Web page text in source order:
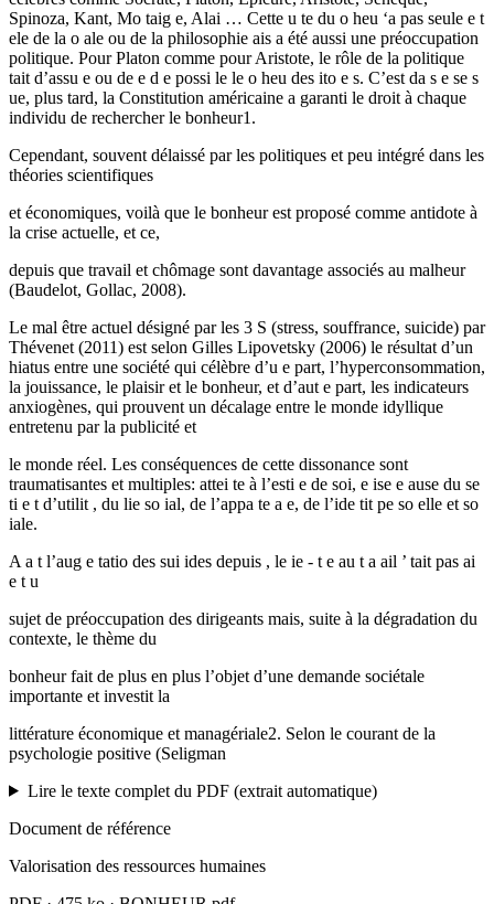
Spinoza, Kant, Mo taig e, Alai … Cette u te du o heu ‘a pas seule e t
ele de la o ale ou de la philosophie ais a été aussi une préoccupation
politique. Pour Platon comme pour Aristote, le rôle de la politique
tait d’assu e ou de e d e possi le le o heu des ito e s. C’est da s e se s
ue, plus tard, la Constitution américaine a garanti le droit à chaque
individu de rechercher le bonheur1.
Cependant, souvent délaissé par les politiques et peu intégré dans les
théories scientifiques
et économiques, voilà que le bonheur est proposé comme antidote à
la crise actuelle, et ce,
depuis que travail et chômage sont davantage associés au malheur
(Baudelot, Gollac, 2008).
Le mal être actuel désigné par les 3 S (stress, souffrance, suicide) par
Thévenet (2011) est selon Gilles Lipovetsky (2006) le résultat d’un
hiatus entre une société qui célèbre d’u e part, l’hyperconsommation,
la jouissance, le plaisir et le bonheur, et d’aut e part, les indicateurs
anxiogènes, qui prouvent un décalage entre le monde idyllique
entretenu par la publicité et
le monde réel. Les conséquences de cette dissonance sont
traumatisantes et multiples: attei te à l’esti e de soi, e ise e ause du se
ti e t d’utilit , du lie so ial, de l’appa te a e, de l’ide tit pe so elle et so
iale.
A a t l’aug e tatio des sui ides depuis , le ie - t e au t a ail ’ tait pas ai
e t u
sujet de préoccupation des dirigeants mais, suite à la dégradation du
contexte, le thème du
bonheur fait de plus en plus l’objet d’une demande sociétale
importante et investit la
littérature économique et managériale2. Selon le courant de la
psychologie positive (Seligman
Lire le texte complet du PDF (extrait automatique)
Document de référence
Valorisation des ressources humaines